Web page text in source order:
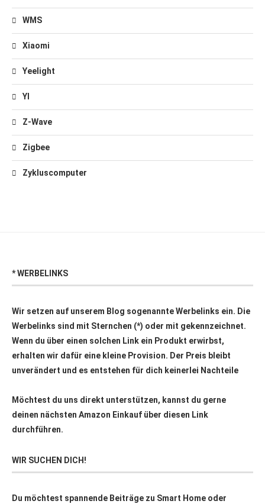
WMS
Xiaomi
Yeelight
YI
Z-Wave
Zigbee
Zykluscomputer
* WERBELINKS
Wir setzen auf unserem Blog sogenannte Werbelinks ein. Die
Werbelinks sind mit Sternchen (*) oder mit gekennzeichnet.
Wenn du über einen solchen Link ein Produkt erwirbst,
erhalten wir dafür eine kleine Provision. Der Preis bleibt
unverändert und es entstehen für dich keinerlei Nachteile
Möchtest du uns direkt unterstützen, kannst du gerne
deinen nächsten Amazon Einkauf über diesen Link
durchführen.
WIR SUCHEN DICH!
Du möchtest spannende Beiträge zu Smart Home oder